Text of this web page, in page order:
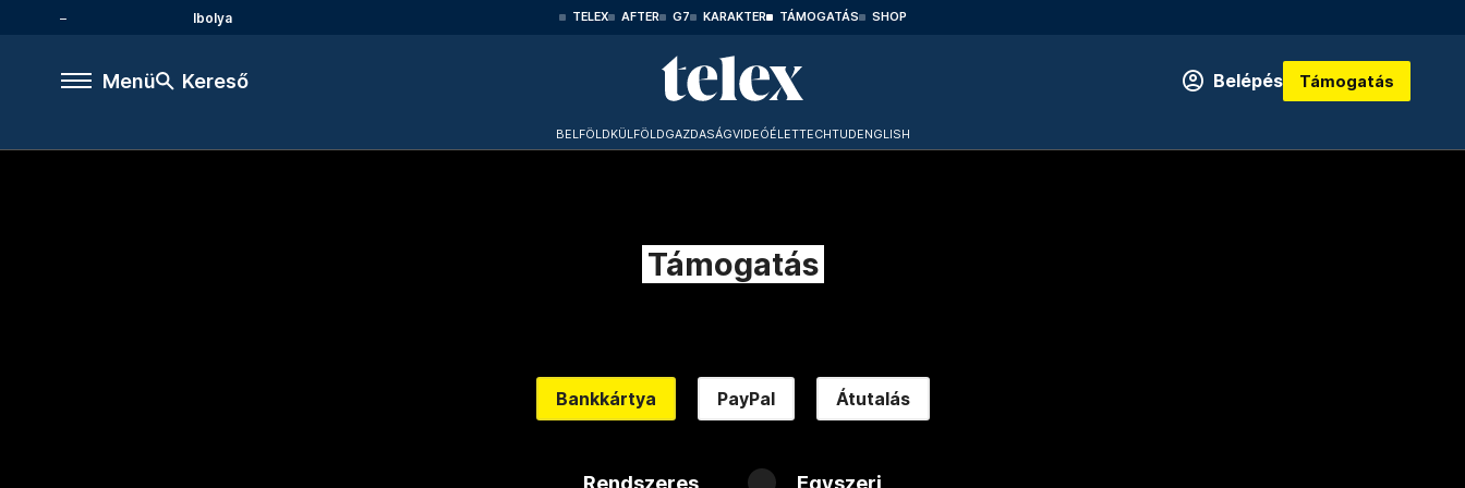
Ibolya TELEX AFTER G7 KARAKTER TÁMOGATÁS SHOP
Menü Kereső Belépés Támogatás
BELFÖLDKÜLFÖLDGAZDASÁGVIDEÓÉLETTECHTUDENGLISH
Támogatás
Bankkártya PayPal Átutalás
Rendszeres Egyszeri